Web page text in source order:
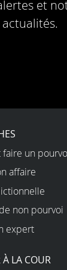
et
faire un
affaire
non pourvoi
expert
À LA COUR